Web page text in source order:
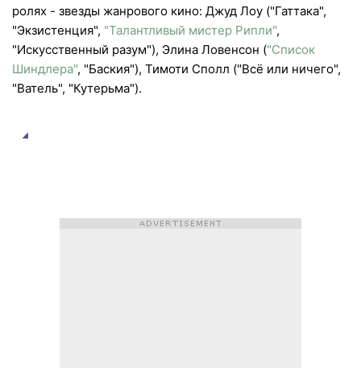
ролях - звезды жанрового кино: Джуд Лоу ("Гаттака",
"Экзистенция", "Талантливый мистер Рипли",
"Искусственный разум"), Элина Ловенсон ("Список
Шиндлера", "Баския"), Тимоти Сполл ("Всё или ничего",
"Ватель", "Кутерьма").